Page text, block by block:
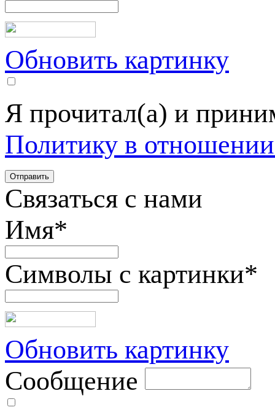
Обновить картинку
Я прочитал(а) и
Политику в
Связаться с нами
Имя*
Символы с картинки*
Обновить картинку
Сообщение